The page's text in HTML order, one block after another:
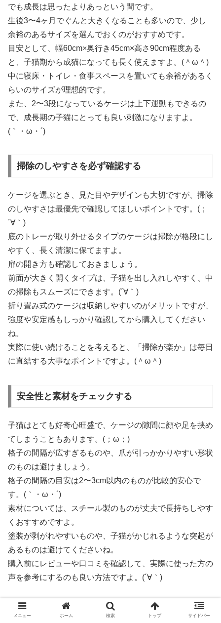
でも成長は思ったよりあっという間です。
生後3〜4ヶ月でぐんと大きくなることも多いので、少し
余裕のあるサイズを選んでおくのがおすすめです。
目安として、幅60cm×奥行き45cm×高さ90cm程度ある
と、子猫期から成猫になっても長く使えますよ。(＾ω＾)
中に寝床・トイレ・食事スペースを置いても余裕があるく
らいのサイズが理想的です。
また、2〜3段になっているケージは上下運動もできるの
で、成長期の子猫にとっても良い刺激になりますよ。
(｀・ω・´)
掃除のしやすさを必ず確認する
ケージを選ぶとき、見た目やデザインも大切ですが、掃除
のしやすさは最優先で確認してほしいポイントです。(；
´∀｀)
底のトレーが取り外せるタイプのケージは掃除が格段にし
やすく、長く清潔に保てますよ。
扉の開き方も確認しておきましょう。
前面が大きく開くタイプは、子猫を出し入れしやすく、中
の掃除もスムーズにできます。(´∀｀)
折り畳み式のケージは収納しやすいのがメリットですが、
強度や安定感もしっかり確認してから購入してください
ね。
実際に使い続けることを考えると、「掃除が楽か」は毎日
に直結する大事なポイントですよ。(＾ω＾)
安全性と素材をチェックする
子猫はとても好奇心旺盛で、ケージの隙間に顔や足を挟め
てしまうこともあります。(；ω；)
格子の間隔が広すぎるものや、爪が引っかかりやすい形状
のものは避けましょう。
格子の間隔の目安は2〜3cm以内のものが比較的安心で
す。(｀・ω・´)
素材については、スチール製のものが丈夫で長持ちしやす
くおすすめですよ。
塗装が剥がれやすいものや、子猫がかじれるような突起が
あるものは避けてくださいね。
購入前にレビューや口コミを確認して、実際に使った方の
声を参考にするのも良い方法ですよ。(´∀｀)
子猫を迎える前の環境チェックリスト
メニュー ホーム 検索 トップ サイドバー